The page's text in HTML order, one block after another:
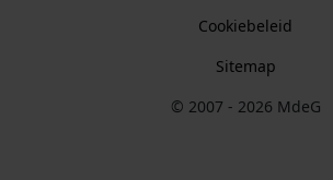
Cookiebeleid
Sitemap
© 2007 - 2026 MdeG